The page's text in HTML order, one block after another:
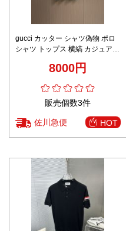
gucci カッター シャツ偽物 ポロ
シャツ トップス 横縞 カジュアル
8000円
販売個数3件
佐川急便 HOT